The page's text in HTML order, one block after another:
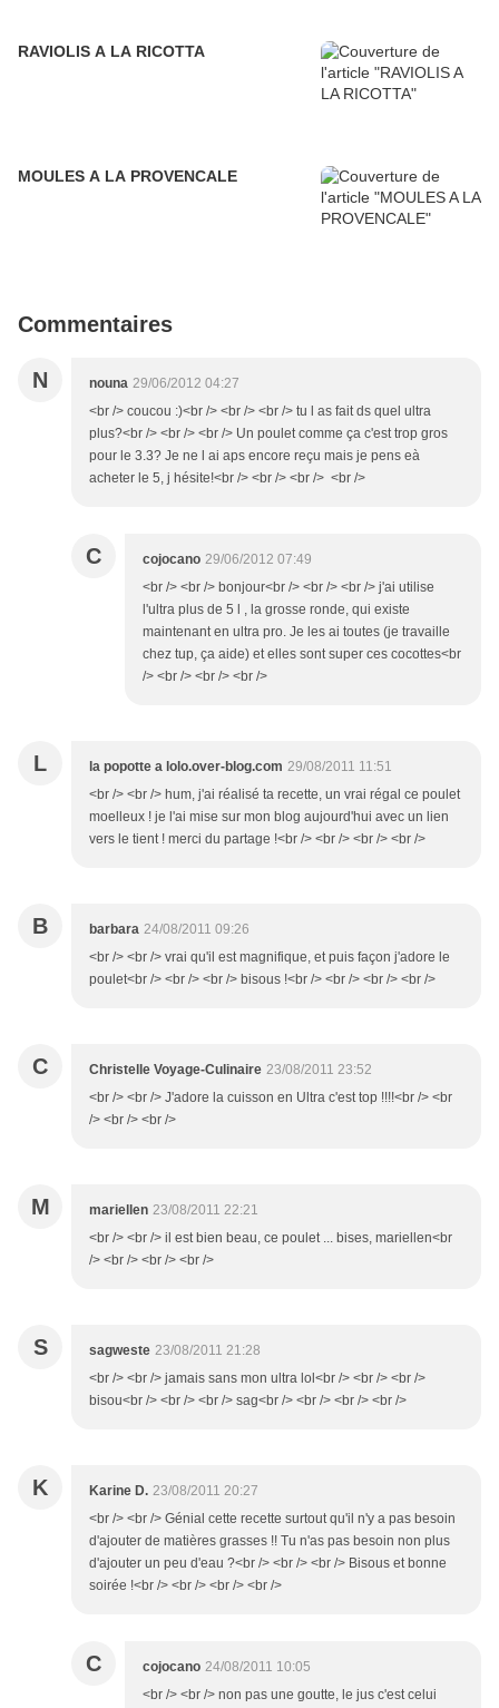
RAVIOLIS A LA RICOTTA
MOULES A LA PROVENCALE
Commentaires
N nouna 29/06/2012 04:27
<br /> coucou :)<br /> <br /> <br /> tu l as fait ds quel ultra
plus?<br /> <br /> <br /> Un poulet comme ça c'est trop gros
pour le 3.3? Je ne l ai aps encore reçu mais je pens eà
acheter le 5, j hésite!<br /> <br /> <br /> <br />
C cojocano 29/06/2012 07:49
<br /> <br /> bonjour<br /> <br /> <br /> j'ai utilise
l'ultra plus de 5 l , la grosse ronde, qui existe
maintenant en ultra pro. Je les ai toutes (je travaille
chez tup, ça aide) et elles sont super ces cocottes<br
/> <br /> <br /> <br />
L la popotte a lolo.over-blog.com 29/08/2011 11:51
<br /> <br /> hum, j'ai réalisé ta recette, un vrai régal ce poulet
moelleux ! je l'ai mise sur mon blog aujourd'hui avec un lien
vers le tient ! merci du partage !<br /> <br /> <br /> <br />
B barbara 24/08/2011 09:26
<br /> <br /> vrai qu'il est magnifique, et puis façon j'adore le
poulet<br /> <br /> <br /> bisous !<br /> <br /> <br /> <br />
C Christelle Voyage-Culinaire 23/08/2011 23:52
<br /> <br /> J'adore la cuisson en Ultra c'est top !!!!<br /> <br
/> <br /> <br />
M mariellen 23/08/2011 22:21
<br /> <br /> il est bien beau, ce poulet ... bises, mariellen<br
/> <br /> <br /> <br />
S sagweste 23/08/2011 21:28
<br /> <br /> jamais sans mon ultra lol<br /> <br /> <br />
bisou<br /> <br /> <br /> sag<br /> <br /> <br /> <br />
K Karine D. 23/08/2011 20:27
<br /> <br /> Génial cette recette surtout qu'il n'y a pas besoin
d'ajouter de matières grasses !! Tu n'as pas besoin non plus
d'ajouter un peu d'eau ?<br /> <br /> <br /> Bisous et bonne
soirée !<br /> <br /> <br /> <br />
C cojocano 24/08/2011 10:05
<br /> <br /> non pas une goutte, le jus c'est celui